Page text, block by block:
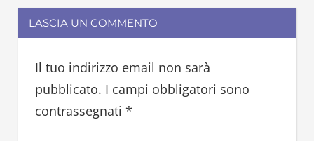
pane
riciclare
LASCIA UN COMMENTO
Il tuo indirizzo email non sarà
pubblicato. I campi obbligatori sono
contrassegnati *